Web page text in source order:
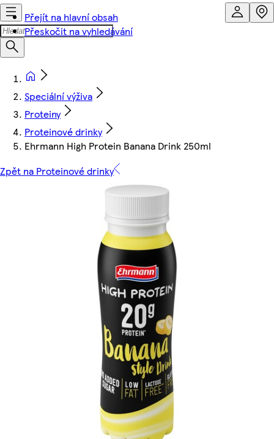
Přejít na hlavní obsah
Přeskočit na vyhledávání
Speciální výživa
Proteiny
Proteinové drinky
Ehrmann High Protein Banana Drink 250ml
Zpět na Proteinové drinky